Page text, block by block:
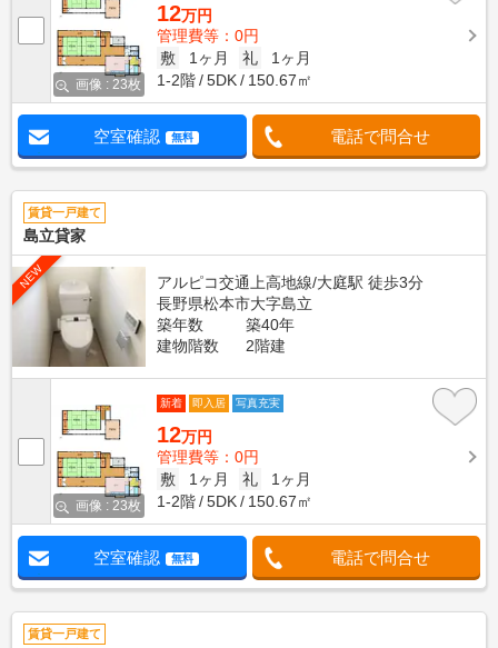
画像 : 23枚
12万円
管理費等：0円
敷
1ヶ月 礼
1ヶ月
1-2階
5DK 150.67㎡
空室確認 無料 電話で問合せ
賃貸一戸建て
島立貸家
NEW
アルピコ交通上高地線/大庭駅 徒歩3分
長野県松本市大字島立
築年数
築40年
建物階数
2階建
画像 : 23枚
新着 即入居 写真充実
12万円
管理費等：0円
敷
1ヶ月 礼
1ヶ月
1-2階
5DK 150.67㎡
空室確認 無料 電話で問合せ
賃貸一戸建て